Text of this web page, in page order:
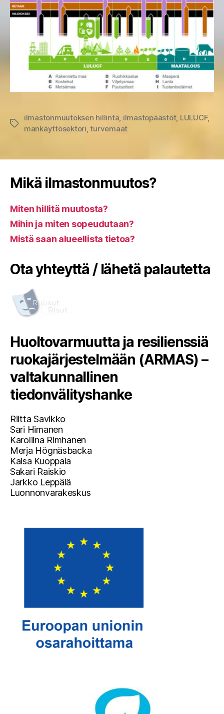
Avainsanat
ilmastonmuutoksen hillintä, ilmastopäästöt, LULUCF,
mankäyttösektori,turvemaat
Mikä ilmastonmuutos?
Miten hillitä muutosta?
Mihin ja miten sopeudutaan?
Mistä saan alueellista tietoa?
Ota yhteyttä / lähetä palautetta
Huoltovarmuutta ja resilienssiä
ruokajärjestelmään (ARMAS) –
valtakunnallinen
tiedonvälityshanke
Riitta Savikko
Sari Himanen
Karoliina Rimhanen
Merja Högnäsbacka
Kaisa Kuoppala
Sakari Raiskio
Jarkko Leppälä
Luonnonvarakeskus